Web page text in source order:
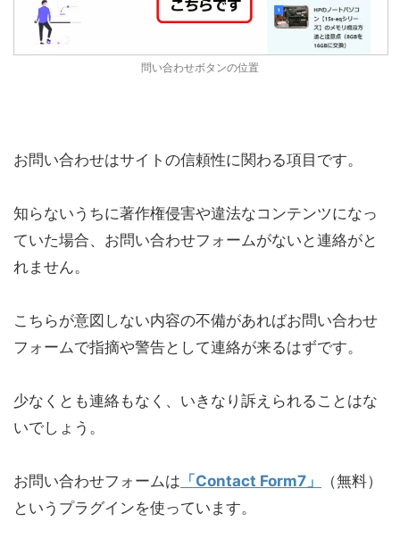
問い合わせボタンの位置
お問い合わせはサイトの信頼性に関わる項目です。
知らないうちに著作権侵害や違法なコンテンツになっ
ていた場合、お問い合わせフォームがないと連絡がと
れません。
こちらが意図しない内容の不備があればお問い合わせ
フォームで指摘や警告として連絡が来るはずです。
少なくとも連絡もなく、いきなり訴えられることはな
いでしょう。
お問い合わせフォームは 「Contact Form7」
（無料）
というプラグインを使っています。